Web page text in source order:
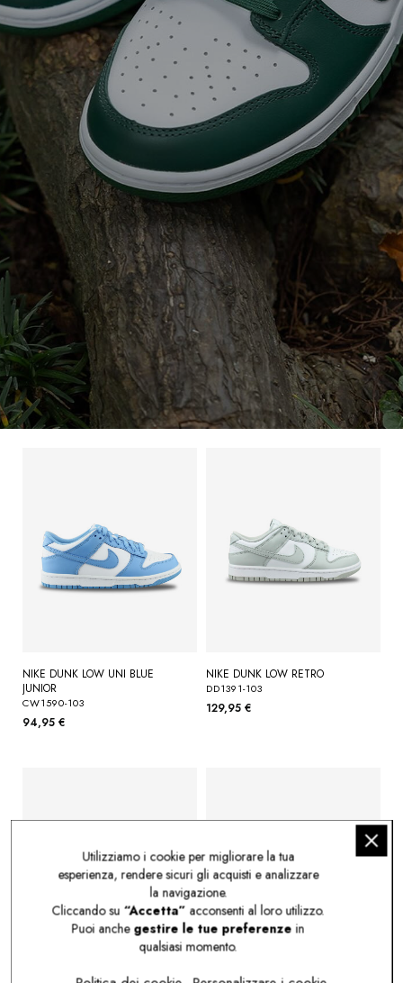
NIKE DUNK LOW UNI BLUE
JUNIOR
CW1590-103
94,95 €
NIKE DUNK LOW RETRO
DD1391-103
129,95 €
Utilizziamo i cookie per migliorare la tua
esperienza, rendere sicuri gli acquisti e analizzare
la navigazione.
Cliccando su “Accetta” acconsenti al loro utilizzo.
Puoi anche gestire le tue preferenze in
qualsiasi momento.